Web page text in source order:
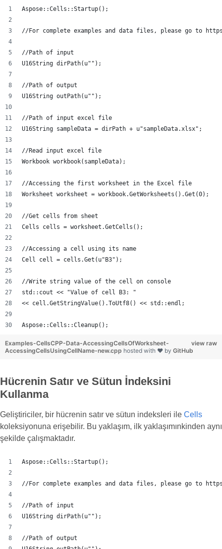
Aspose::Cells::Startup();
//For complete examples and data files, please go to
//Path of input
U16String dirPath(u"");
//Path of output
U16String outPath(u"");
//Path of input excel file
U16String sampleData = dirPath + u"sampleData.xlsx";
//Read input excel file
Workbook workbook(sampleData);
//Accessing the first worksheet in the Excel file
Worksheet worksheet = workbook.GetWorksheets().Get(0);
//Get cells from sheet
Cells cells = worksheet.GetCells();
//Accessing a cell using its name
Cell cell = cells.Get(u"B3");
//Write string value of the cell on console
std::cout << "Value of cell B3: "
<< cell.GetStringValue().ToUtf8() << std::endl;
Aspose::Cells::Cleanup();
view raw
Examples-CellsCPP-Data-AccessingCellsOfWorksheet-
AccessingCellsUsingCellName-new.cpp hosted with ❤ by GitHub
Hücrenin Satır ve Sütun İndeksini
Kullanma
Geliştiriciler, bir hücrenin satır ve sütun indeksleri ile Cells
koleksiyonuna erişebilir. Bu yaklaşım, ilk yaklaşımınkinden aynı
şekilde çalışmaktadır.
Aspose::Cells::Startup();
//For complete examples and data files, please go to
//Path of input
U16String dirPath(u"");
//Path of output